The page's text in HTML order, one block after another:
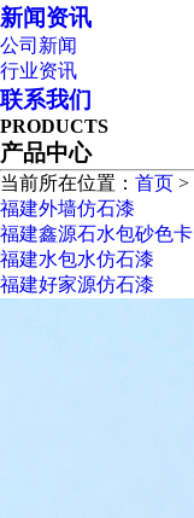
新闻资讯
公司新闻
行业资讯
联系我们
PRODUCTS
产品中心
当前所在位置： 首页 >
福建外墙仿石漆
福建鑫源石水包砂色卡
福建水包水仿石漆
福建好家源仿石漆